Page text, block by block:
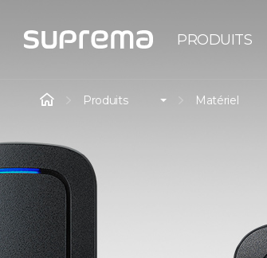
PRODUITS
Produits Matériel